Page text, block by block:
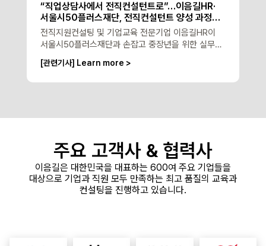
“직업상담사에서 전직컨설턴트로”…이음길HR·
서울시50플러스재단, 전직컨설턴트 양성 과정
개설
전직지원컨설팅 및 기업교육 전문기업 이음길HR이
서울시50플러스재단과 손잡고 중장년을 위한 실무형
전직컨설턴트 양성과정을 진행한다.
[관련기사] Learn more >
주요 고객사 & 협력사
이음길은 대한민국을 대표하는 600여 주요 기업들을
대상으로 기업과 직원 모두 만족하는 최고 품질의 교육과
컨설팅을 진행하고 있습니다.